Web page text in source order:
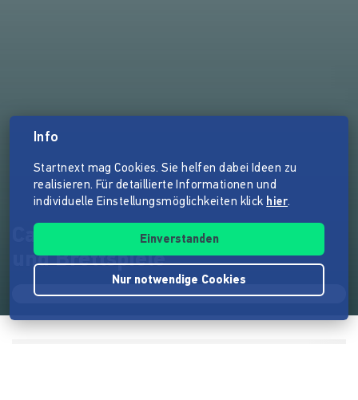
Caissa - Zeitschrift für Schach
und Brettspiele
Info
Startnext mag Cookies. Sie helfen dabei Ideen zu
realisieren. Für detaillierte Informationen und
individuelle Einstellungsmöglichkeiten klick hier.
Einverstanden
Nur notwendige Cookies